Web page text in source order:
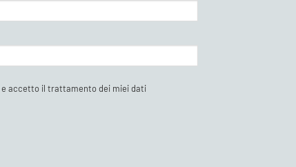
e accetto il trattamento dei miei dati